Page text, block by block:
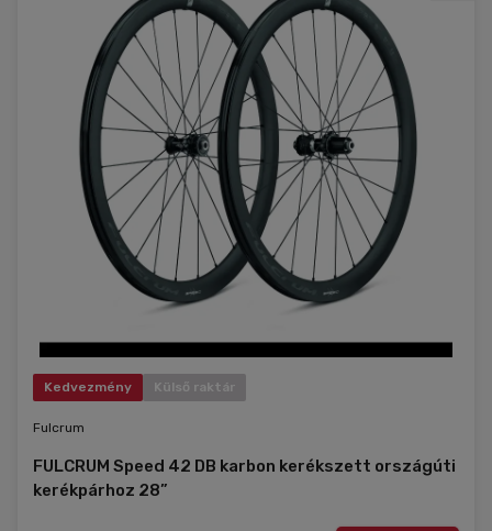
Kedvezmény Külső raktár
Fulcrum
FULCRUM Speed 42 DB karbon kerékszett országúti
kerékpárhoz 28”